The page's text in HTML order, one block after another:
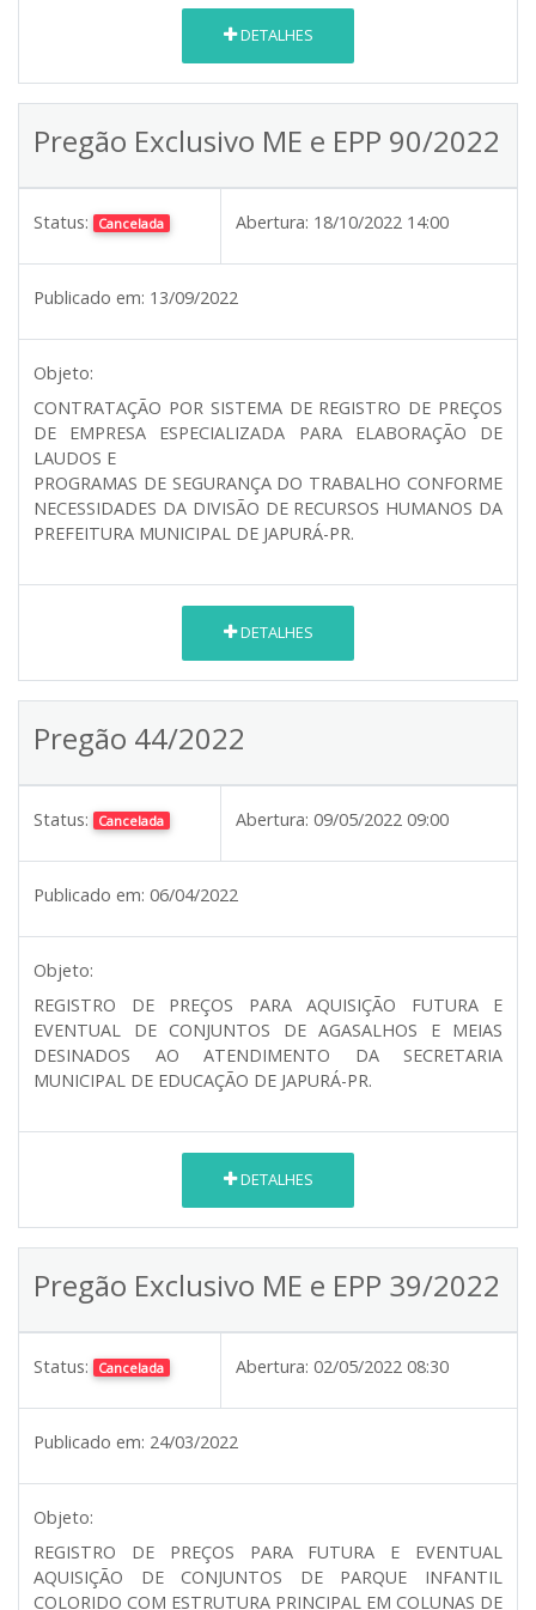
DETALHES
Pregão Exclusivo ME e EPP 90/2022
Status: Cancelada Abertura: 18/10/2022 14:00
Publicado em: 13/09/2022
Objeto:
CONTRATAÇÃO POR SISTEMA DE REGISTRO DE PREÇOS
DE EMPRESA ESPECIALIZADA PARA ELABORAÇÃO DE
LAUDOS E
PROGRAMAS DE SEGURANÇA DO TRABALHO CONFORME
NECESSIDADES DA DIVISÃO DE RECURSOS HUMANOS DA
PREFEITURA MUNICIPAL DE JAPURÁ-PR.
DETALHES
Pregão 44/2022
Status: Cancelada Abertura: 09/05/2022 09:00
Publicado em: 06/04/2022
Objeto:
REGISTRO DE PREÇOS PARA AQUISIÇÃO FUTURA E
EVENTUAL DE CONJUNTOS DE AGASALHOS E MEIAS
DESINADOS AO ATENDIMENTO DA SECRETARIA
MUNICIPAL DE EDUCAÇÃO DE JAPURÁ-PR.
DETALHES
Pregão Exclusivo ME e EPP 39/2022
Status: Cancelada Abertura: 02/05/2022 08:30
Publicado em: 24/03/2022
Objeto:
REGISTRO DE PREÇOS PARA FUTURA E EVENTUAL
AQUISIÇÃO DE CONJUNTOS DE PARQUE INFANTIL
COLORIDO COM ESTRUTURA PRINCIPAL EM COLUNAS DE